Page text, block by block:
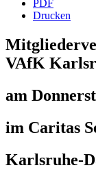
PDF
Drucken
VAfK
am
im Caritas
Karlsruhe-